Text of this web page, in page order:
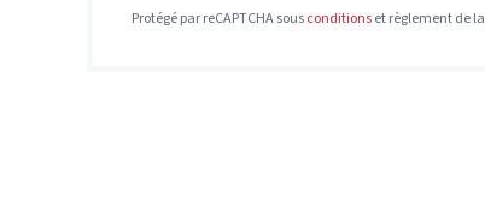
Protégé par reCAPTCHA sousconditionset règlement de la